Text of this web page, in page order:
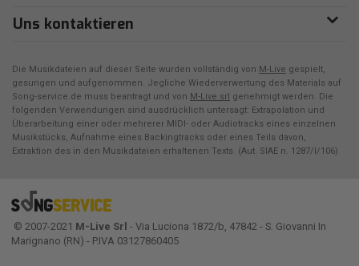
Uns kontaktieren
Die Musikdateien auf dieser Seite wurden vollständig von M-Live gespielt,
gesungen und aufgenommen. Jegliche Wiederverwertung des Materials auf
Song-service.de muss beantragt und von M-Live srl genehmigt werden. Die
folgenden Verwendungen sind ausdrücklich untersagt: Extrapolation und
Überarbeitung einer oder mehrerer MIDI- oder Audiotracks eines einzelnen
Musikstücks, Aufnahme eines Backingtracks oder eines Teils davon,
Extraktion des in den Musikdateien erhaltenen Texts. (Aut. SIAE n. 1287/I/106)
© 2007-2021 M-Live Srl - Via Luciona 1872/b, 47842 - S. Giovanni In
Marignano (RN) - P.IVA 03127860405